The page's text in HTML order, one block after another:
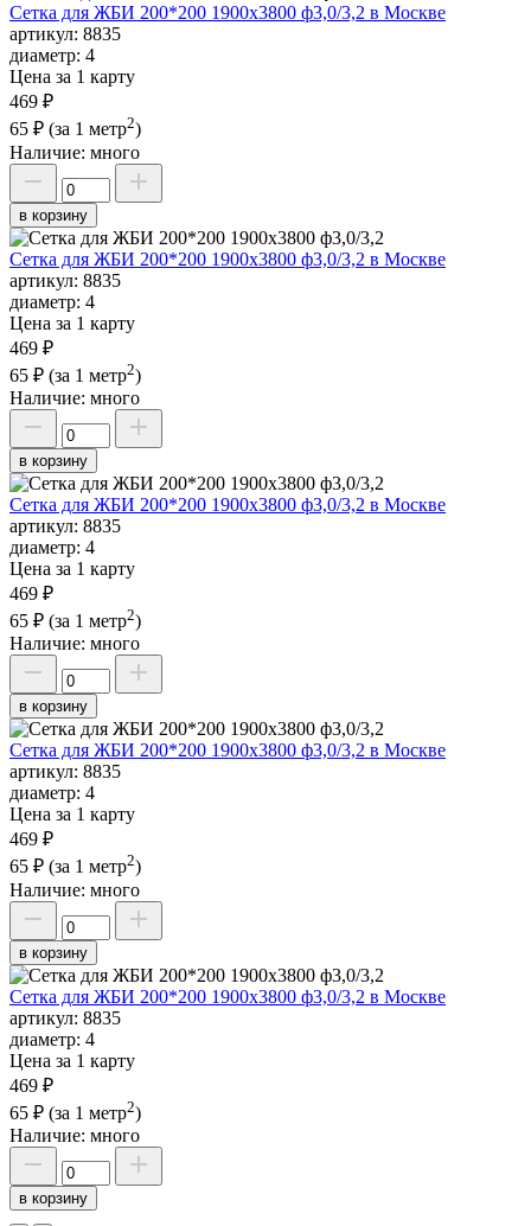
Сетка для ЖБИ 200*200 1900х3800 ф3,0/3,2 в Москве
артикул: 8835
диаметр: 4
Цена за 1 карту
469 ₽
65 ₽ (за 1 метр2)
Наличие: много
в корзину
Сетка для ЖБИ 200*200 1900х3800 ф3,0/3,2 в Москве
артикул: 8835
диаметр: 4
Цена за 1 карту
469 ₽
65 ₽ (за 1 метр2)
Наличие: много
в корзину
Сетка для ЖБИ 200*200 1900х3800 ф3,0/3,2 в Москве
артикул: 8835
диаметр: 4
Цена за 1 карту
469 ₽
65 ₽ (за 1 метр2)
Наличие: много
в корзину
Сетка для ЖБИ 200*200 1900х3800 ф3,0/3,2 в Москве
артикул: 8835
диаметр: 4
Цена за 1 карту
469 ₽
65 ₽ (за 1 метр2)
Наличие: много
в корзину
Сетка для ЖБИ 200*200 1900х3800 ф3,0/3,2 в Москве
артикул: 8835
диаметр: 4
Цена за 1 карту
469 ₽
65 ₽ (за 1 метр2)
Наличие: много
в корзину